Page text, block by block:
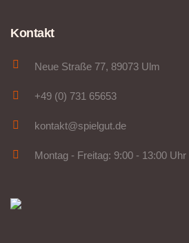
Kontakt
Neue Straße 77, 89073 Ulm
+49 (0) 731 65653
kontakt@spielgut.de
Montag - Freitag: 9:00 - 13:00 Uhr